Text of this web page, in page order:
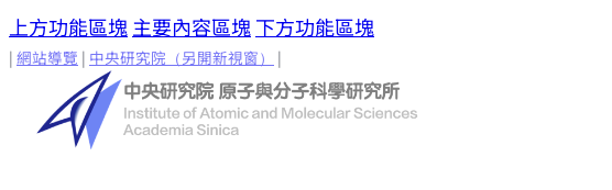
上方功能區塊 主要內容區塊 下方功能區塊
| 網站導覽 | 中央研究院 （另開新視窗） |